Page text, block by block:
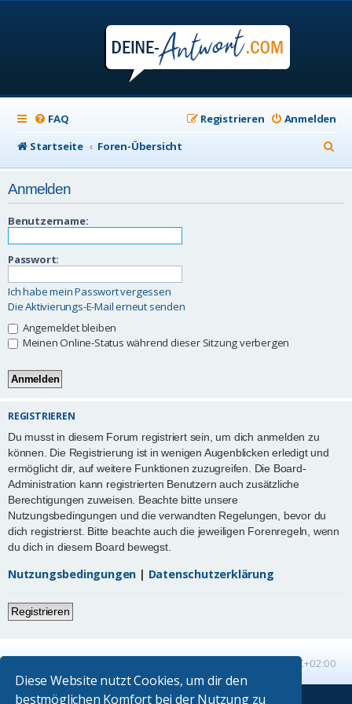
Diese Website nutzt Cookies, um dir den
bestmöglichen Komfort bei der Nutzung zu
FAQ Anmelden
Registrieren
Startseite
Foren-Übersicht
u
Anmelden
Benutzername:
Passwort:
Ich habe mein Passwort vergessen
Die Aktivierungs-E-Mail erneut senden
Angemeldet bleiben
Meinen Online-Status während dieser Sitzung verbergen
REGISTRIEREN
Du musst in diesem Forum registriert sein, um dich anmelden zu
können. Die Registrierung ist in wenigen Augenblicken erledigt und
ermöglicht dir, auf weitere Funktionen zuzugreifen. Die Board-
Administration kann registrierten Benutzern auch zusätzliche
Berechtigungen zuweisen. Beachte bitte unsere
Nutzungsbedingungen und die verwandten Regelungen, bevor du
dich registrierst. Bitte beachte auch die jeweiligen Forenregeln, wenn
du dich in diesem Board bewegst.
Nutzungsbedingungen | Datenschutzerklärung
Registrieren
UTC+02:00